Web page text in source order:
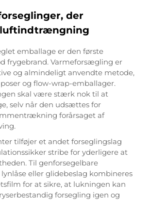
der
emballage er den første
frygebrand. Varmeforsægling er
og almindeligt anvendte metode,
og flow-wrap-emballager.
skal være stærk nok til at
selv når den udsættes for
forårsaget af
tilføjer et andet forseglingslag
stribe for yderligere at
Til genforsegelbare
eller glidebeslag kombineres
for at sikre, at lukningen kan
forsegling igen og